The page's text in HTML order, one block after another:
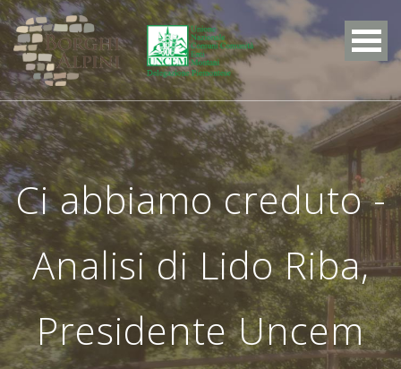
Ci abbiamo creduto -
Analisi di Lido Riba,
Presidente Uncem